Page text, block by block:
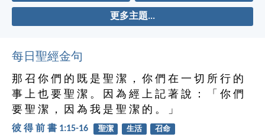
更多主題...
每日聖經金句
那 召 你 們 的 既 是 聖 潔 ， 你 們 在 一 切 所 行 的
事 上 也 要 聖 潔 。 因 為 經 上 記 著 說 ： 「 你 們
要 聖 潔 ， 因 為 我 是 聖 潔 的 。 」
彼 得 前 書 1:15-16 聖潔 生活 召命